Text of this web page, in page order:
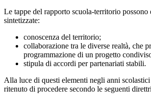
Le tappe del rapporto scuola-territorio possono
sintetizzate:
conoscenza del territorio;
collaborazione tra le diverse realtà, che
programmazione di un progetto
stipula di accordi per partenariati stabili.
Alla luce di questi elementi negli anni
ritenuto di procedere secondo le seguenti